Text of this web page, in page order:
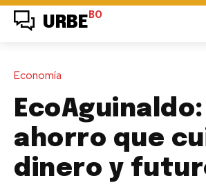
URBE BO
Economía
EcoAguinaldo:
ahorro que
dinero y